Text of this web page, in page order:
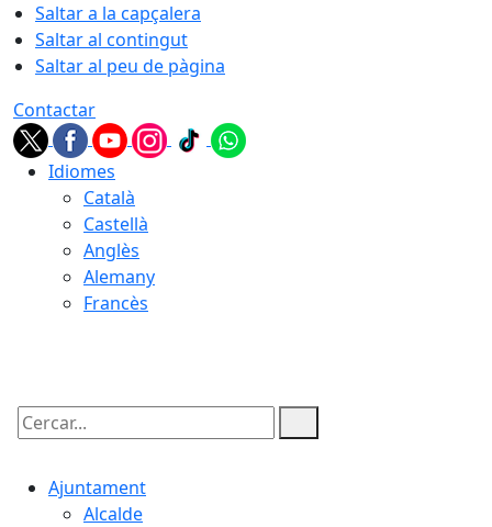
Saltar a la capçalera
Saltar al contingut
Saltar al peu de pàgina
Contactar
Idiomes
Català
Castellà
Anglès
Alemany
Francès
Cercar:
Ajuntament
Alcalde